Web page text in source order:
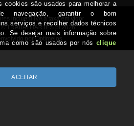
incluem IVA à taxa em vigor
TRABALHARTES.pt 2026
por Optimeios